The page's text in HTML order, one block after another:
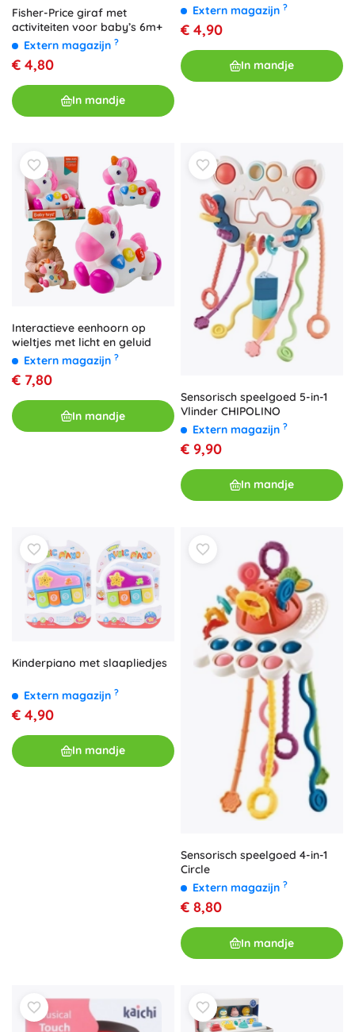
Fisher-Price giraf met
activiteiten voor baby’s 6m+
Extern magazijn ?
€ 4,80
In mandje
Extern magazijn ?
€ 4,90
In mandje
Interactieve eenhoorn op
wieltjes met licht en geluid
Extern magazijn ?
€ 7,80
In mandje
Sensorisch speelgoed 5-in-1
Vlinder CHIPOLINO
Extern magazijn ?
€ 9,90
In mandje
Kinderpiano met slaapliedjes
Extern magazijn ?
€ 4,90
In mandje
Sensorisch speelgoed 4-in-1
Circle
Extern magazijn ?
€ 8,80
In mandje